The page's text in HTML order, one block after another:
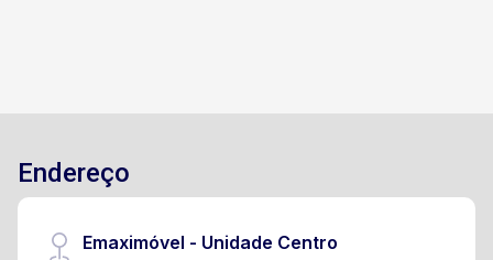
Endereço
Emaximóvel - Unidade Centro